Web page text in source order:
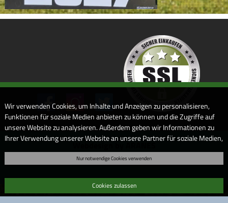
Webdesign by ARANES
Wir verwenden Cookies, um Inhalte und Anzeigen zu personalisieren,
Funktionen für soziale Medien anbieten zu können und die Zugriffe auf
unsere Website zu analysieren. Außerdem geben wir Informationen zu
Ihrer Verwendung unserer Website an unsere Partner für soziale Medien,
Informationen möglicherweise mit weiteren Daten zusammen, die Sie
Dienste gesammelt haben. Sofern Sie uns Ihre Einwilligung geben,
können Sie diese jederzeit in der Datenschutzerklärung wieder
Nur notwendige Cookies verwenden
Cookies zulassen